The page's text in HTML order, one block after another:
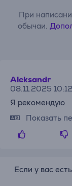
При
обычаи.
Aleksandr
08.11.2025 10:12
Я рекомендую
Показать
Если у вас